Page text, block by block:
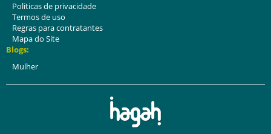
Politicas de privacidade
Termos de uso
Regras para contratantes
Mapa do Site
Blogs:
Mulher